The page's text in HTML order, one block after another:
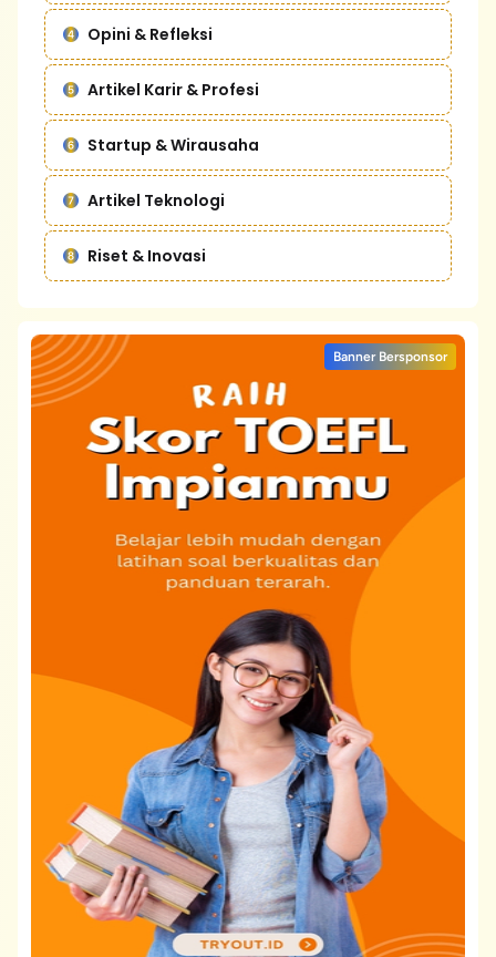
Opini & Refleksi
Artikel Karir & Profesi
Startup & Wirausaha
Artikel Teknologi
Riset & Inovasi
Banner Bersponsor